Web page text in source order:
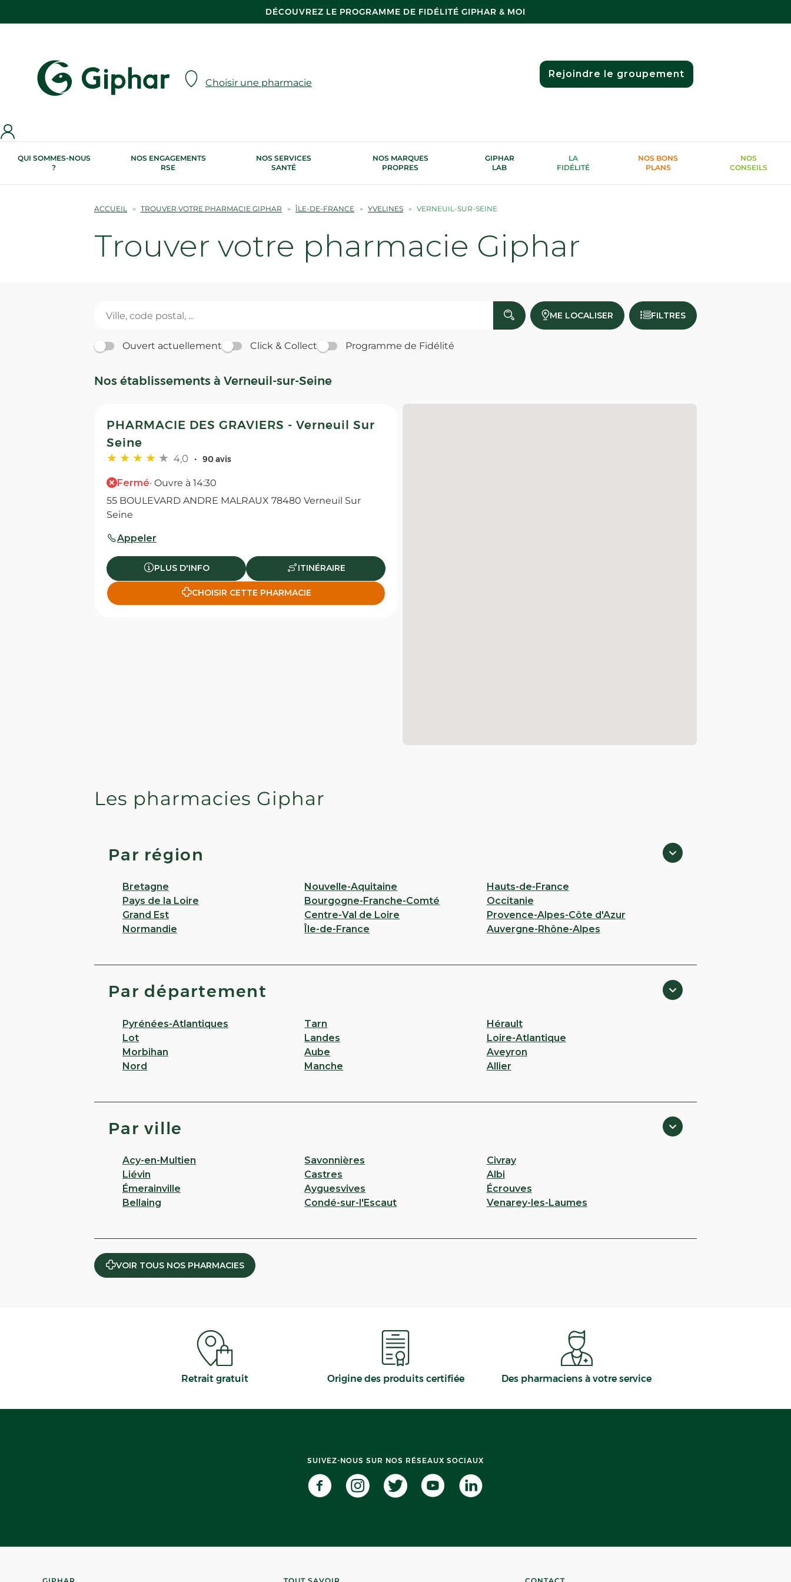
DÉCOUVREZ LE PROGRAMME DE FIDÉLITÉ GIPHAR & MOI
Choisir une pharmacie
Rejoindre le groupement
QUI SOMMES-NOUS
?
NOS ENGAGEMENTS
RSE
NOS SERVICES
SANTÉ
NOS MARQUES
PROPRES
GIPHAR
LAB
LA
FIDÉLITÉ
NOS BONS
PLANS
NOS
CONSEILS
ACCUEIL TROUVER VOTRE PHARMACIE GIPHAR ÎLE-DE-FRANCE YVELINES VERNEUIL-SUR-SEINE
Trouver votre pharmacie Giphar
ME LOCALISER FILTRES
Ouvert actuellement Click & Collect Programme de Fidélité
Nos établissements à Verneuil-sur-Seine
PHARMACIE DES GRAVIERS - Verneuil Sur
Seine
4,0 90 avis
Fermé· Ouvre à 14:30
55 BOULEVARD ANDRE MALRAUX 78480 Verneuil Sur
Seine
Appeler
PLUS D'INFO ITINÉRAIRE
CHOISIR CETTE PHARMACIE
Les pharmacies Giphar
Par région
Bretagne Nouvelle-Aquitaine
Hauts-de-France
Pays de la Loire
Bourgogne-Franche-Comté
Occitanie
Grand Est
Centre-Val de Loire
Provence-Alpes-Côte d'Azur
Normandie
Île-de-France Auvergne-Rhône-Alpes
Par département
Pyrénées-Atlantiques Tarn
Hérault
Lot
Landes
Loire-Atlantique
Morbihan
Aube
Aveyron
Nord
Manche Allier
Par ville
Acy-en-Multien Savonnières
Civray
Liévin
Castres
Albi
Émerainville
Ayguesvives
Écrouves
Bellaing
Condé-sur-l'Escaut Venarey-les-Laumes
VOIR TOUS NOS PHARMACIES
Retrait gratuit Origine des produits certifiée Des pharmaciens à votre service
SUIVEZ-NOUS SUR NOS RÉSEAUX SOCIAUX